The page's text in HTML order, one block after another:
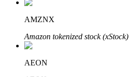
AMZNX
Amazon tokenized stock (xStock)
AEON